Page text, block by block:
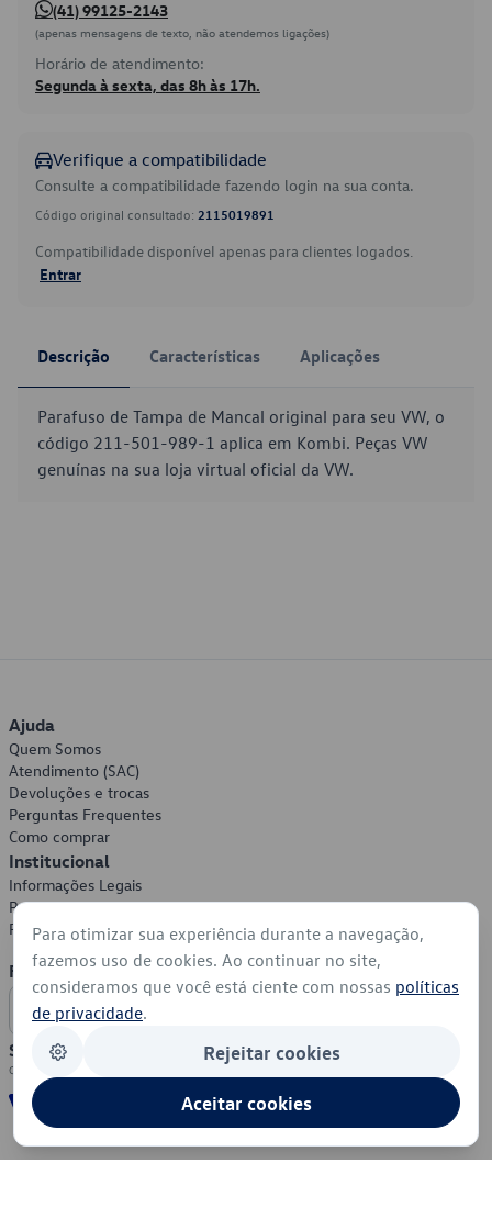
(41) 99125-2143
(apenas mensagens de texto, não atendemos ligações)
Horário de atendimento:
Segunda à sexta, das 8h às 17h.
Verifique a compatibilidade
Consulte a compatibilidade fazendo login na sua conta.
Código original consultado: 2115019891
Compatibilidade disponível apenas para clientes logados.
Entrar
Descrição Características Aplicações
Parafuso de Tampa de Mancal original para seu VW, o
código 211-501-989-1 aplica em Kombi. Peças VW
genuínas na sua loja virtual oficial da VW.
Ajuda
Quem Somos
Atendimento (SAC)
Devoluções e trocas
Perguntas Frequentes
Como comprar
Institucional
Informações Legais
Política de Privacidade
Política de Cookies
Formas de Pagamento
Segurança
Para otimizar sua experiência durante a navegação,
fazemos uso de cookies. Ao continuar no site,
consideramos que você está ciente com nossas políticas
de privacidade.
Rejeitar cookies
Aceitar cookies